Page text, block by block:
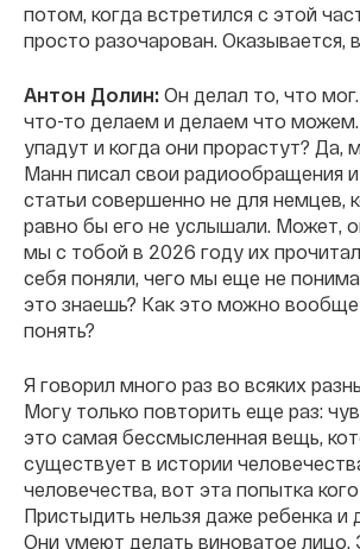
потом, когда встретился с этой
просто разочарован. Оказывается,
Антон Долин: Он делал то, что
что-то делаем и делаем что можем.
упадут и когда они прорастут? Да,
Манн писал свои радиообращения
статьи совершенно не для немцев,
равно бы его не услышали. Может,
мы с тобой в 2026 году их
себя поняли, чего мы еще не
это знаешь? Как это можно вообще
понять?
Я говорил много раз во всяких
Могу только повторить еще раз:
это самая бессмысленная вещь,
существует в истории
человечества, вот эта попытка
Пристыдить нельзя даже ребенка и
Они умеют делать виноватое лицо.